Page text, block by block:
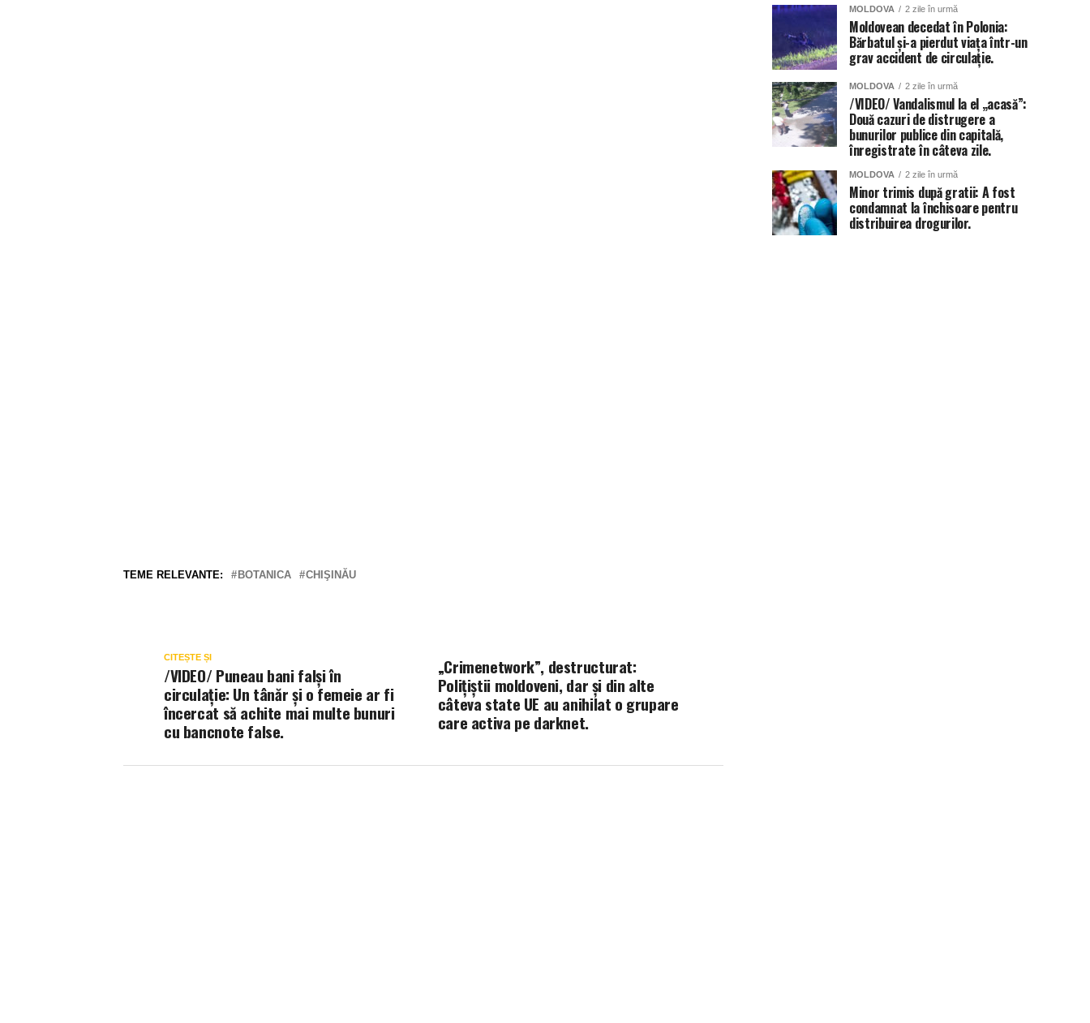
TEME RELEVANTE: BOTANICA CHIŞINĂU
„Crimenetwork”, destructurat:
Polițiștii moldoveni, dar și din alte
câteva state UE au anihilat o grupare
care activa pe darknet.
CITEȘTE ȘI
/VIDEO/ Puneau bani falși în
circulație: Un tânăr și o femeie ar fi
încercat să achite mai multe bunuri
cu bancnote false.
MOLDOVA 2 zile în urmă
Moldovean decedat în Polonia:
Bărbatul și-a pierdut viața într-un
grav accident de circulație.
MOLDOVA 2 zile în urmă
/VIDEO/ Vandalismul la el „acasă”:
Două cazuri de distrugere a
bunurilor publice din capitală,
înregistrate în câteva zile.
MOLDOVA 2 zile în urmă
Minor trimis după gratii: A fost
condamnat la închisoare pentru
distribuirea drogurilor.